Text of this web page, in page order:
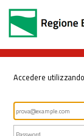
Accedere